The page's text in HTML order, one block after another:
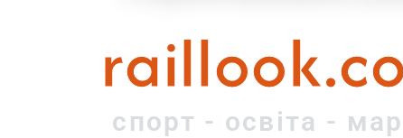
спорт - освіта -